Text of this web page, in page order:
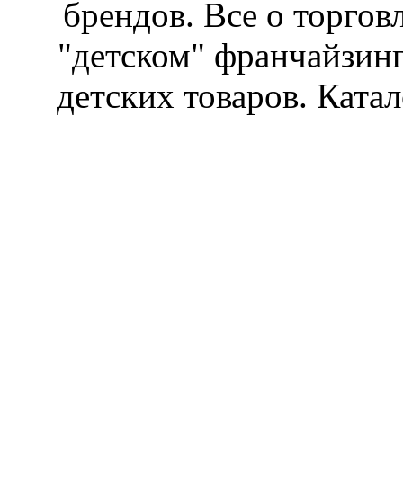
брендов. Все о
"детском"
детских товаров.